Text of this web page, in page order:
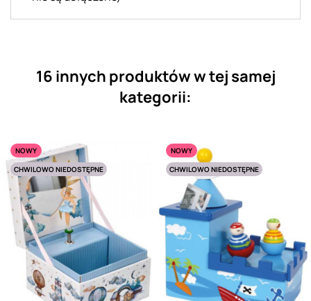
16 innych produktów w tej samej
kategorii:
NOWY
CHWILOWO NIEDOSTĘPNE
NOWY
CHWILOWO NIEDOSTĘPNE